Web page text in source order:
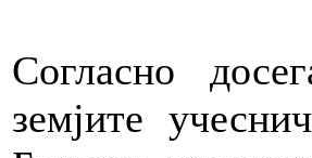
Согласно
земјите